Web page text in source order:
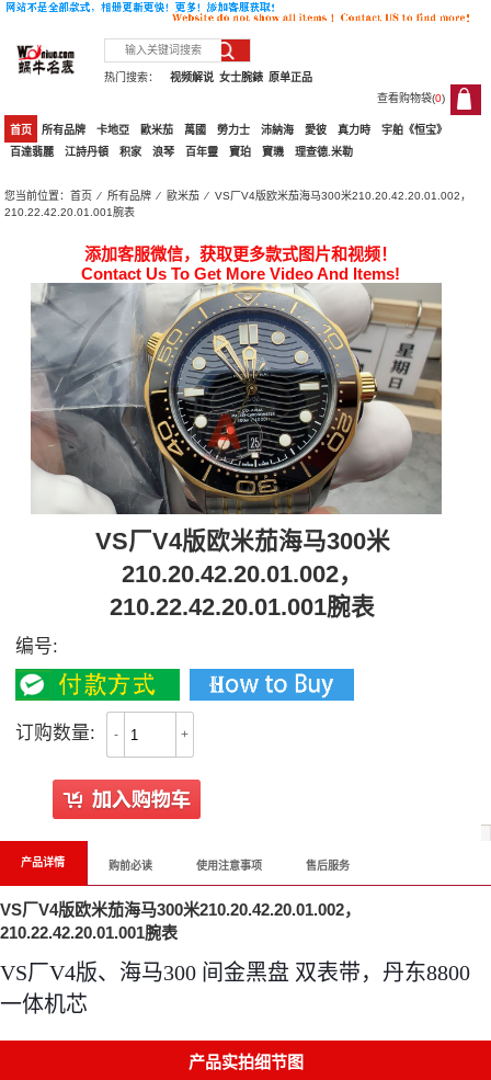
热门搜索： 原单正品
女士腕錶
视频解说
查看购物袋(0)
0
首页 所有品牌 卡地亞 歐米茄 萬國 勞力士 沛納海 愛彼 真力時
宇舶《恒宝》
百達翡麗
江詩丹頓 积家 浪琴 百年靈 寶珀 寶璣 理查德.米勒
您当前位置：首页 ⁄所有品牌 ⁄ 歐米茄 ⁄ VS厂V4版欧米茄海马300米210.20.42.20.01.002，
210.22.42.20.01.001腕表
添加客服微信，获取更多款式图片和视频！
Contact Us To Get More Video And Items!
VS厂V4版欧米茄海马300米
210.20.42.20.01.002，
210.22.42.20.01.001腕表
编号:
订购数量: - +
产品详情 购前必读 使用注意事项 售后服务
VS厂V4版欧米茄海马300米210.20.42.20.01.002，
210.22.42.20.01.001腕表
VS厂V4版、海马300 间金黑盘 双表带，丹东8800
一体机芯
产品实拍细节图